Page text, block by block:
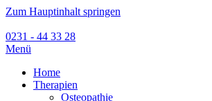
Zum Hauptinhalt springen
0231 - 44 33 28
Menü
Home
Therapien
Osteopathie